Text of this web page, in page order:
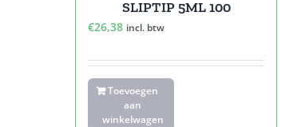
SLIPTIP 5ML 100
€26,38 incl. btw
Toevoegen
aan
winkelwagen